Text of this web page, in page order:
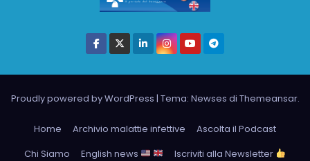
Proudly powered by WordPress | Tema: Newses di Themeansar.
Home Archivio malattie infettive
Ascolta il Podcast
Chi Siamo
English news
Iscriviti alla Newsletter